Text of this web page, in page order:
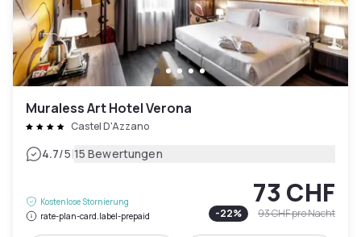
Muraless Art Hotel Verona
Castel D'Azzano
4.7/5|15 Bewertungen
Kostenlose Stornierung
rate-plan-card.label-prepaid
73 CHF
-22% 93 CHFpro Nacht